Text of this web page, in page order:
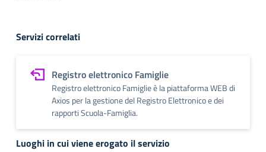
Servizi correlati
Registro elettronico Famiglie
Registro elettronico Famiglie è la piattaforma WEB di
Axios per la gestione del Registro Elettronico e dei
rapporti Scuola-Famiglia.
Luoghi in cui viene erogato il servizio